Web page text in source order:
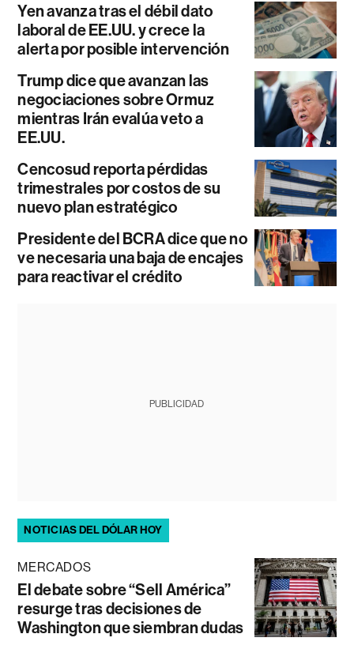
Yen avanza tras el débil dato
laboral de EE.UU. y crece la
alerta por posible intervención
Trump dice que avanzan las
negociaciones sobre Ormuz
mientras Irán evalúa veto a
EE.UU.
Cencosud reporta pérdidas
trimestrales por costos de su
nuevo plan estratégico
Presidente del BCRA dice que no
ve necesaria una baja de encajes
para reactivar el crédito
PUBLICIDAD
NOTICIAS DEL DÓLAR HOY
MERCADOS
El debate sobre “Sell América”
resurge tras decisiones de
Washington que siembran dudas